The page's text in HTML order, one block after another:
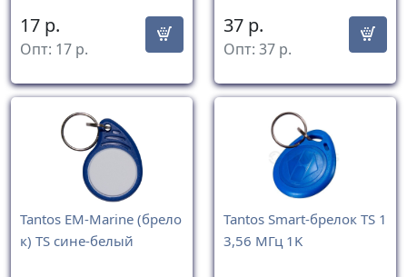
17 р.
Опт: 17 р.
37 р.
Опт: 37 р.
Tantos EM-Marine (брело
к) TS сине-белый
Tantos Smart-брелок TS 1
3,56 МГц 1K